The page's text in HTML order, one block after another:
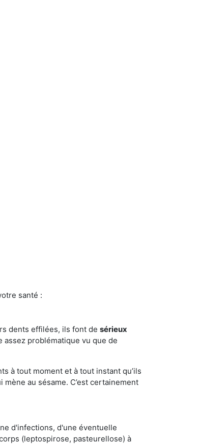
santé :
dents effilées, ils font de sérieux
assez problématique vu que de
à tout moment et à tout instant qu’ils
au sésame. C’est certainement
d'infections, d'une éventuelle
(leptospirose, pasteurellose) à